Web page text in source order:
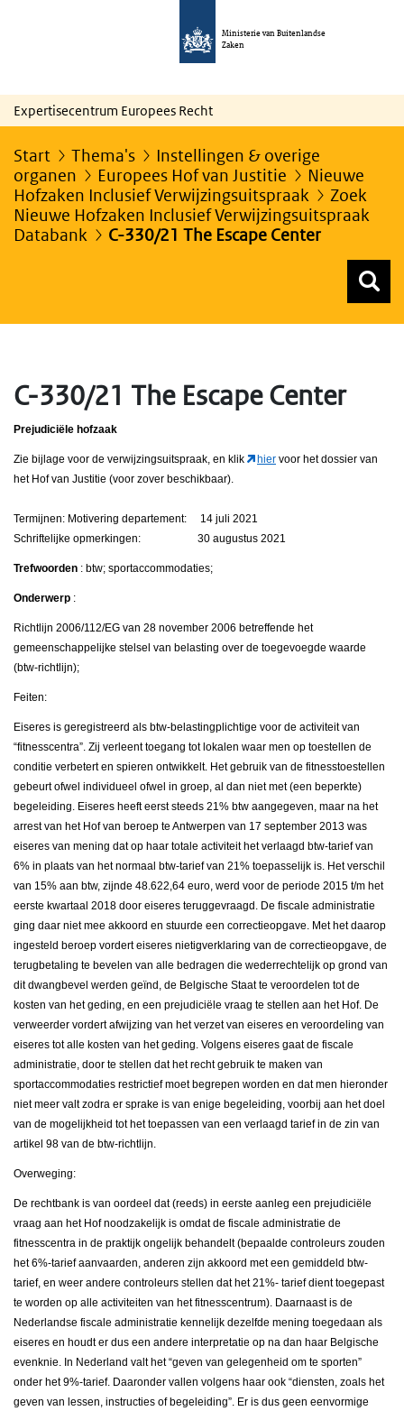
Ministerie van Buitenlandse
Zaken
Expertisecentrum Europees Recht
Start Thema's
Instellingen & overige
organen
Europees Hof van Justitie
Nieuwe
Hofzaken Inclusief Verwijzingsuitspraak
Zoek
Nieuwe Hofzaken Inclusief Verwijzingsuitspraak
Databank
C-330/21 The Escape Center
C-330/21 The Escape Center
Prejudiciële hofzaak
Zie bijlage voor de verwijzingsuitspraak, en klik hier voor het dossier van
het Hof van Justitie (voor zover beschikbaar).
Termijnen: Motivering departement: 14 juli 2021
Schriftelijke opmerkingen: 30 augustus 2021
Trefwoorden : btw; sportaccommodaties;
Onderwerp :
Richtlijn 2006/112/EG van 28 november 2006 betreffende het
gemeenschappelijke stelsel van belasting over de toegevoegde waarde
(btw-richtlijn);
Feiten:
Eiseres is geregistreerd als btw-belastingplichtige voor de activiteit van
“fitnesscentra”. Zij verleent toegang tot lokalen waar men op toestellen de
conditie verbetert en spieren ontwikkelt. Het gebruik van de fitnesstoestellen
gebeurt ofwel individueel ofwel in groep, al dan niet met (een beperkte)
begeleiding. Eiseres heeft eerst steeds 21% btw aangegeven, maar na het
arrest van het Hof van beroep te Antwerpen van 17 september 2013 was
eiseres van mening dat op haar totale activiteit het verlaagd btw-tarief van
6% in plaats van het normaal btw-tarief van 21% toepasselijk is. Het verschil
van 15% aan btw, zijnde 48.622,64 euro, werd voor de periode 2015 t/m het
eerste kwartaal 2018 door eiseres teruggevraagd. De fiscale administratie
ging daar niet mee akkoord en stuurde een correctieopgave. Met het daarop
ingesteld beroep vordert eiseres nietigverklaring van de correctieopgave, de
terugbetaling te bevelen van alle bedragen die wederrechtelijk op grond van
dit dwangbevel werden geïnd, de Belgische Staat te veroordelen tot de
kosten van het geding, en een prejudiciële vraag te stellen aan het Hof. De
verweerder vordert afwijzing van het verzet van eiseres en veroordeling van
eiseres tot alle kosten van het geding. Volgens eiseres gaat de fiscale
administratie, door te stellen dat het recht gebruik te maken van
sportaccommodaties restrictief moet begrepen worden en dat men hieronder
niet meer valt zodra er sprake is van enige begeleiding, voorbij aan het doel
van de mogelijkheid tot het toepassen van een verlaagd tarief in de zin van
artikel 98 van de btw-richtlijn.
Overweging:
De rechtbank is van oordeel dat (reeds) in eerste aanleg een prejudiciële
vraag aan het Hof noodzakelijk is omdat de fiscale administratie de
fitnesscentra in de praktijk ongelijk behandelt (bepaalde controleurs zouden
het 6%-tarief aanvaarden, anderen zijn akkoord met een gemiddeld btw-
tarief, en weer andere controleurs stellen dat het 21%- tarief dient toegepast
te worden op alle activiteiten van het fitnesscentrum). Daarnaast is de
Nederlandse fiscale administratie kennelijk dezelfde mening toegedaan als
eiseres en houdt er dus een andere interpretatie op na dan haar Belgische
evenknie. In Nederland valt het “geven van gelegenheid om te sporten”
onder het 9%-tarief. Daaronder vallen volgens haar ook “diensten, zoals het
geven van lessen, instructies of begeleiding”. Er is dus geen eenvormige